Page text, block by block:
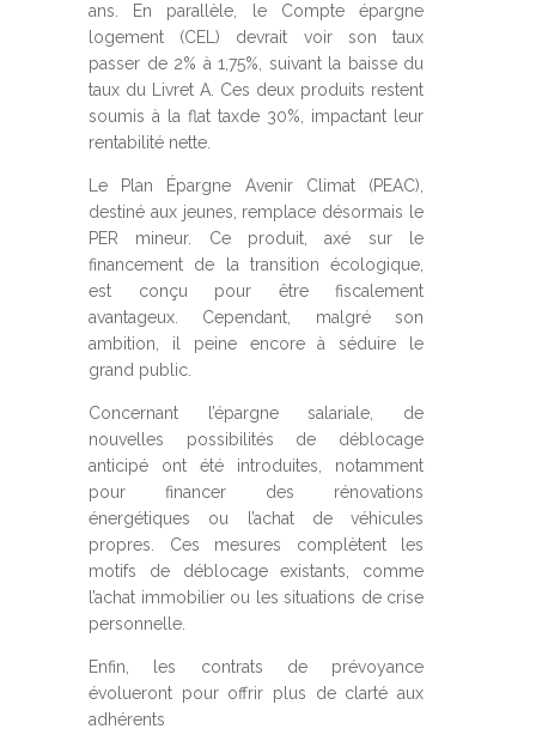
ans. En parallèle, le Compte épargne
logement (CEL) devrait voir son taux
passer de 2% à 1,75%, suivant la baisse du
taux du Livret A. Ces deux produits restent
soumis à la flat taxde 30%, impactant leur
rentabilité nette.
Le Plan Épargne Avenir Climat (PEAC),
destiné aux jeunes, remplace désormais le
PER mineur. Ce produit, axé sur le
financement de la transition écologique,
est conçu pour être fiscalement
avantageux. Cependant, malgré son
ambition, il peine encore à séduire le
grand public.
Concernant l’épargne salariale, de
nouvelles possibilités de déblocage
anticipé ont été introduites, notamment
pour financer des rénovations
énergétiques ou l’achat de véhicules
propres. Ces mesures complètent les
motifs de déblocage existants, comme
l’achat immobilier ou les situations de crise
personnelle.
Enfin, les contrats de prévoyance
évolueront pour offrir plus de clarté aux
adhérents